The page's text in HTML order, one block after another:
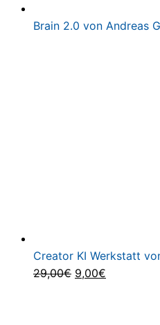
Brain 2.0 von Andreas
Creator KI Werkstatt
29,00€ Ursprünglicher
9,00€